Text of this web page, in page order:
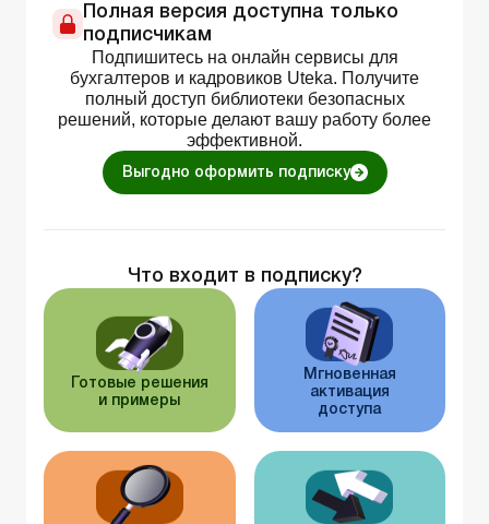
Полная версия доступна только
подписчикам
Подпишитесь на онлайн сервисы для
бухгалтеров и кадровиков Uteka. Получите
полный доступ библиотеки безопасных
решений, которые делают вашу работу более
эффективной.
Выгодно оформить подписку
Что входит в подписку?
Готовые решения
и примеры
Мгновенная
активация
доступа